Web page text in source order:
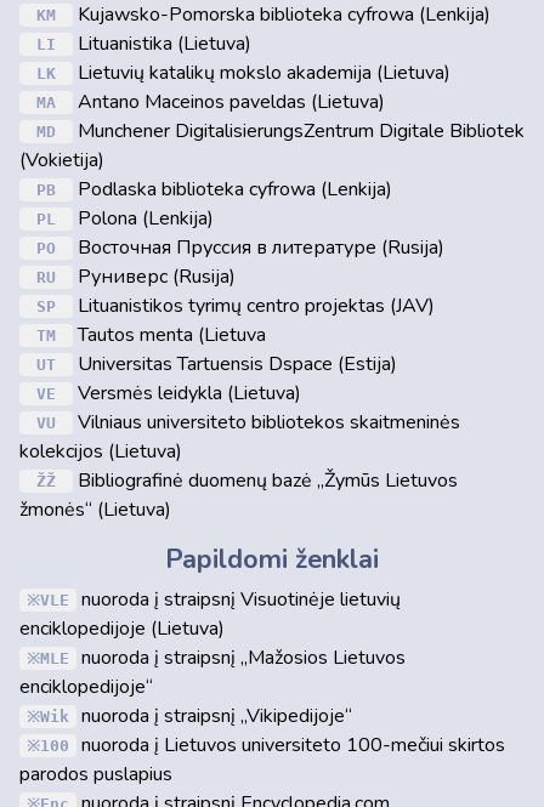
KM Kujawsko-Pomorska biblioteka cyfrowa (Lenkija)
LI Lituanistika (Lietuva)
LK Lietuvių katalikų mokslo akademija (Lietuva)
MA Antano Maceinos paveldas (Lietuva)
MD
Munchener DigitalisierungsZentrum Digitale Bibliotek
(Vokietija)
PB Podlaska biblioteka cyfrowa (Lenkija)
PL Polona (Lenkija)
PO Восточная Пруссия в литературе (Rusija)
RU Руниверс (Rusija)
SP Lituanistikos tyrimų centro projektas (JAV)
TM Tautos menta (Lietuva
UT Universitas Tartuensis Dspace (Estija)
VE Versmės leidykla (Lietuva)
VU
Vilniaus universiteto bibliotekos skaitmeninės
kolekcijos (Lietuva)
ŽŽ
Bibliografinė duomenų bazė „Žymūs Lietuvos
žmonės“ (Lietuva)
Papildomi ženklai
VLE
nuoroda į straipsnį Visuotinėje lietuvių
enciklopedijoje (Lietuva)
MLE
nuoroda į straipsnį „Mažosios Lietuvos
enciklopedijoje“
Wik nuoroda į straipsnį „Vikipedijoje“
100
nuoroda į Lietuvos universiteto 100-mečiui skirtos
parodos puslapius